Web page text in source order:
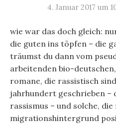
4. Januar 2017 um
wie war das doch gleich:
die guten ins töpfen – die
träumst du dann vom
arbeitenden bio-
romane, die rassistisch
jahrhundert geschrieben –
rassismus – und solche,
migrationshintergrund